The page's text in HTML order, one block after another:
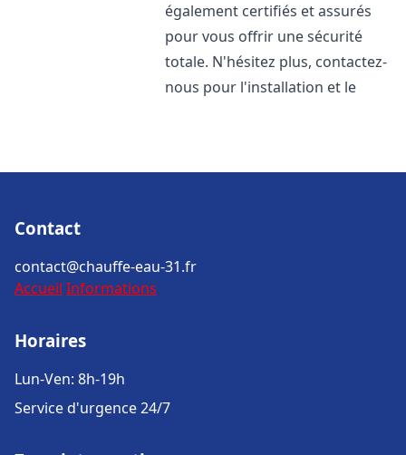
également certifiés et assurés
pour vous offrir une sécurité
totale. N'hésitez plus, contactez-
nous pour l'installation et le
Contact
contact@chauffe-eau-31.fr
Accueil Informations
Horaires
Lun-Ven: 8h-19h
Service d'urgence 24/7